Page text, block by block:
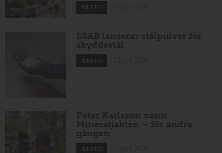
NYHETER
SSAB lanserar stålpulver för
skyddsstål
NYHETER
Peter Karlsson vann
Mineraljakten – för andra
gången
NYHETER